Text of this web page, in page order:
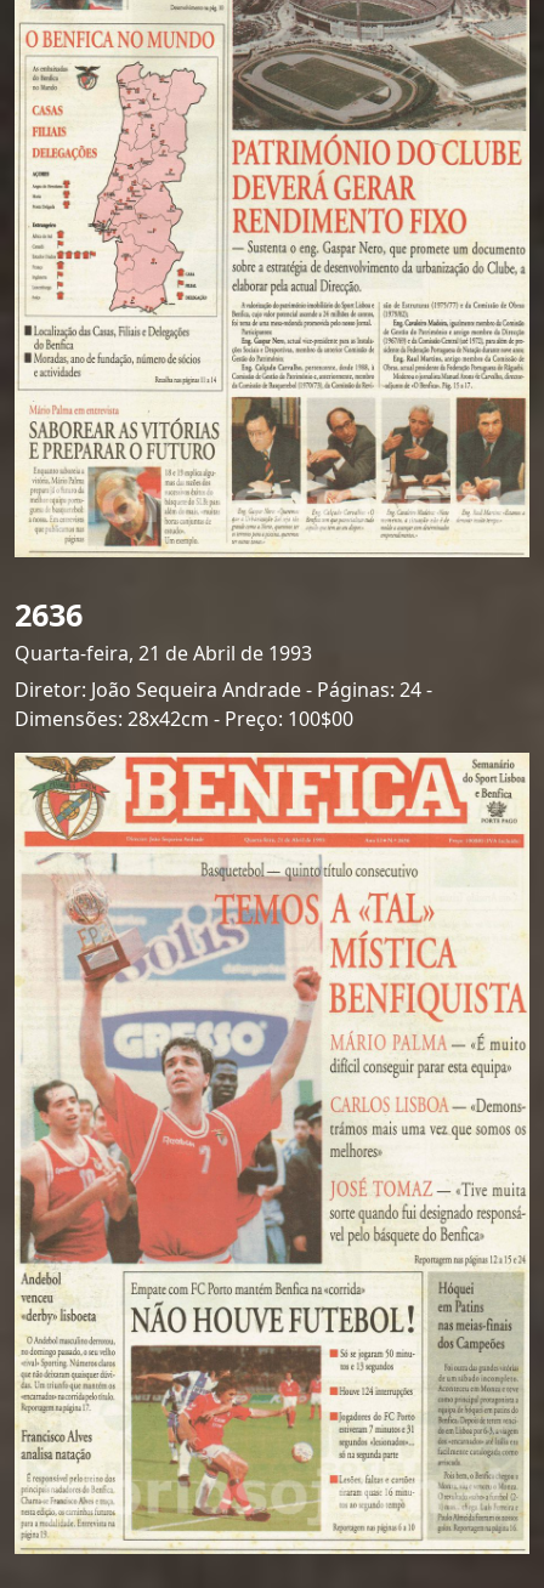
2636
Quarta-feira, 21 de Abril de 1993
Diretor: João Sequeira Andrade - Páginas: 24 -
Dimensões: 28x42cm - Preço: 100$00